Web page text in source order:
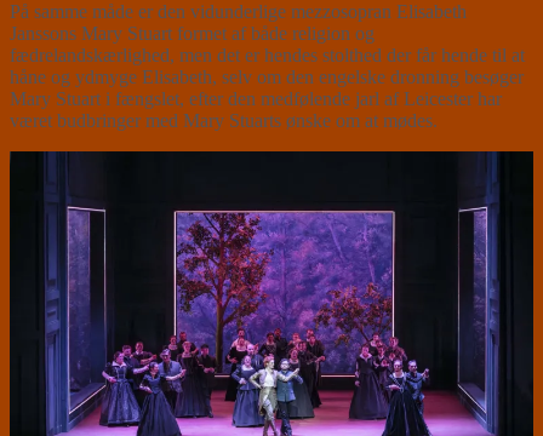
På samme måde er den vidunderlige mezzosopran Elisabeth
Janssons Mary Stuart formet af både religion og
fædrelandskærlighed, men det er hendes stolthed der får hende til at
håne og ydmyge Elisabeth, selv om den engelske dronning besøger
Mary Stuart i fængslet, efter den medfølende jarl af Leicester har
været budbringer med Mary Stuarts ønske om at mødes.